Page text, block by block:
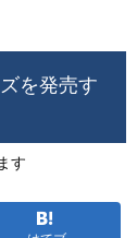
を発売す
す